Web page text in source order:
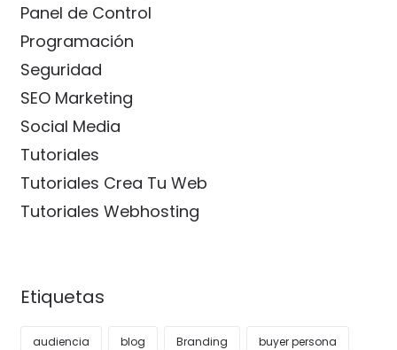
Panel de Control
Programación
Seguridad
SEO Marketing
Social Media
Tutoriales
Tutoriales Crea Tu Web
Tutoriales Webhosting
Etiquetas
audiencia blog Branding buyer persona